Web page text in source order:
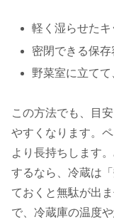
軽く湿らせた
密閉できる保
野菜室に立て
この方法でも、目
やすくなります。
より長持ちします
するなら、冷蔵は
ておくと無駄が出
で、冷蔵庫の温度